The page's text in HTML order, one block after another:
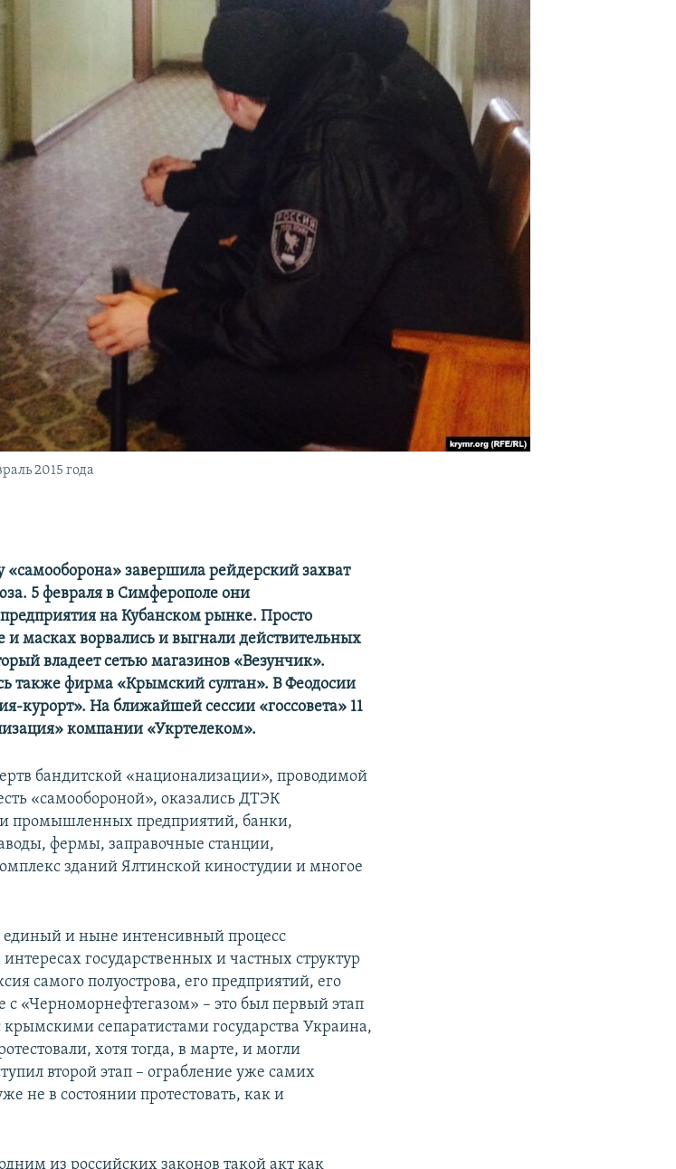
2015 года
завершила рейдерский захват
5 февраля в Симферополе они
на Кубанском рынке. Просто
масках ворвались и выгнали действительных
владеет сетью магазинов «Везунчик».
также фирма «Крымский султан». В Феодосии
курорт». На ближайшей сессии «госсовета» 11
компании «Укртелеком».
бандитской «национализации», проводимой
«самообороной», оказались ДТЭК
промышленных предприятий, банки,
фермы, заправочные станции,
зданий Ялтинской киностудии и многое
единый и ныне интенсивный процесс
государственных и частных структур
самого полуострова, его предприятий, его
с «Черноморнефтегазом» – это был первый этап
крымскими сепаратистами государства Украина,
хотя тогда, в марте, и могли
второй этап – ограбление уже самих
не в состоянии протестовать, как и
из российских законов такой акт как